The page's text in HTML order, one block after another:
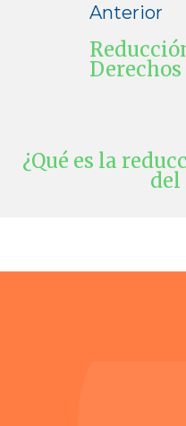
Anterior
¿Qué es la
del